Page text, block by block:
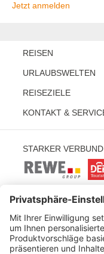
Jetzt anmelden
REISEN
Eigene Anreise
Städtereisen
Kreuzfahrten
URLAUBSWELTEN
Wellness-
Hotel + Erlebnisticket
REISEZIELE
Deutschland
Italien
Kroatien
KONTAKT &
Fragen und
Kontaktformular
Newsletter
STARKER VERBUND
ZAHLUNGSARTEN &